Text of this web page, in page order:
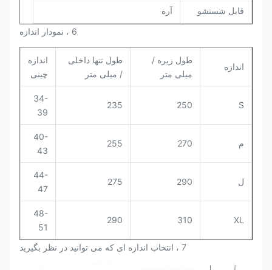
قابل شستشو آره
6 ، نمودار اندازه
اندازه
طول زیره /
میلی متر
طول تنها داخلی
/ میلی متر
اندازه
چینی
S
250
235
34-
39
م 270
255
40-
43
ل 290
275
44-
47
XL
310
290
48-
51
7 ، انتخاب اندازه ای که می توانید در نظر بگیرید